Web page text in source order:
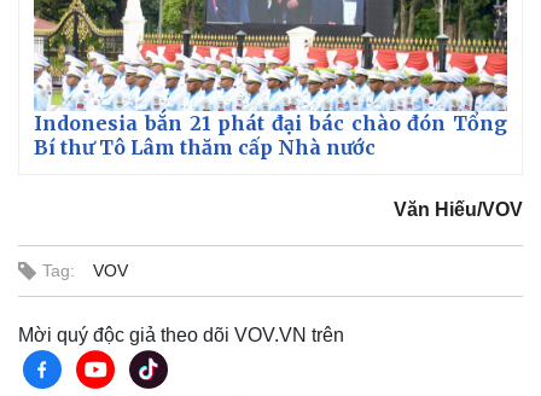
Pháp luật
Vụ án
Tin nóng
Quân sự - Quốc phòng
Vũ khí
Việt Nam
Indonesia bắn 21 phát đại bác chào đón Tổng
Bí thư Tô Lâm thăm cấp Nhà nước
Văn Hiếu/VOV
Tag: VOV
Mời quý độc giả theo dõi VOV.VN trên